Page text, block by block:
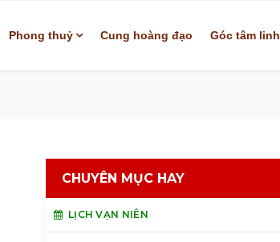
Phong thuỷ Cung hoàng đạo Góc tâm linh
CHUYÊN MỤC HAY
LỊCH VẠN NIÊN